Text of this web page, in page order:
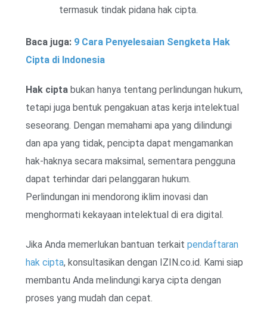
termasuk tindak pidana hak cipta.
Baca juga: 9 Cara Penyelesaian Sengketa Hak
Cipta di Indonesia
Hak cipta bukan hanya tentang perlindungan hukum,
tetapi juga bentuk pengakuan atas kerja intelektual
seseorang. Dengan memahami apa yang dilindungi
dan apa yang tidak, pencipta dapat mengamankan
hak-haknya secara maksimal, sementara pengguna
dapat terhindar dari pelanggaran hukum.
Perlindungan ini mendorong iklim inovasi dan
menghormati kekayaan intelektual di era digital.
Jika Anda memerlukan bantuan terkait pendaftaran
hak cipta, konsultasikan dengan IZIN.co.id. Kami siap
membantu Anda melindungi karya cipta dengan
proses yang mudah dan cepat.